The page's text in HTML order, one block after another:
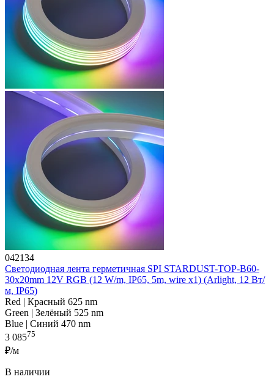
042134
Светодиодная лента герметичная SPI STARDUST-TOP-B60-
30x20mm 12V RGB (12 W/m, IP65, 5m, wire x1) (Arlight, 12 Вт/
м, IP65)
Red | Красный 625 nm
Green | Зелёный 525 nm
Blue | Синий 470 nm
3 08575
₽/м
В наличии